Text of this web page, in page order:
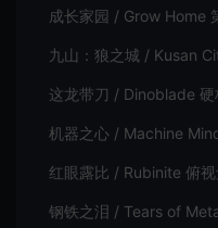
红眼露比 / Rubinite 俯